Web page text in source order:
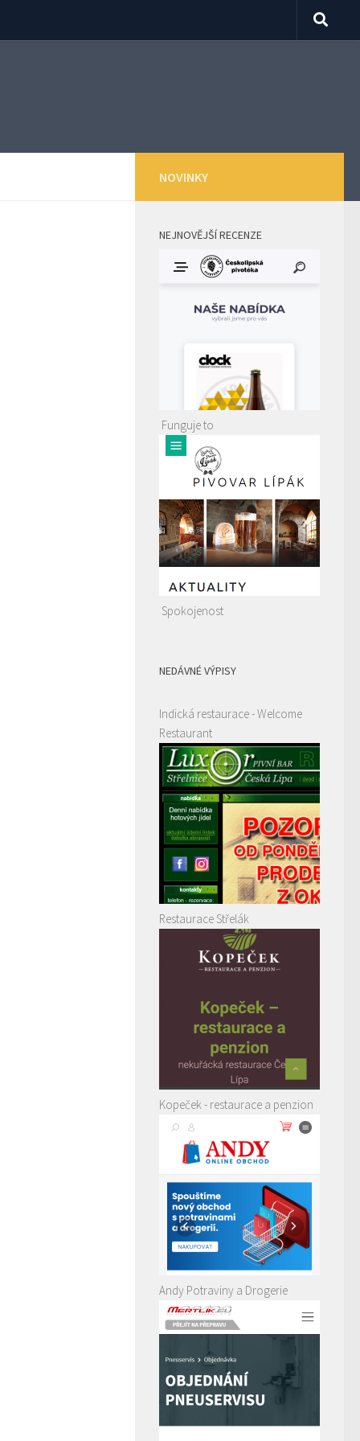
NOVINKY
NEJNOVĚJŠÍ RECENZE
Funguje to
Spokojenost
NEDÁVNÉ VÝPISY
Indická restaurace - Welcome
Restaurant
Restaurace Střelák
Kopeček - restaurace a penzion
Andy Potraviny a Drogerie